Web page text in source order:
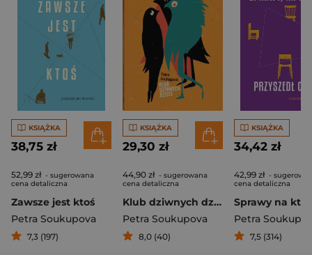
KSIĄŻKA
38,75 zł
52,99 zł - sugerowana
cena detaliczna
Zawsze jest ktoś
Petra Soukupova
7,3 (197)
KSIĄŻKA
29,30 zł
44,90 zł - sugerowana
cena detaliczna
Klub dziwnych dzieci
Petra Soukupova
8,0 (40)
KSIĄŻKA
34,42 zł
42,99 zł -
cena detaliczna
Petra
7,5 (314)